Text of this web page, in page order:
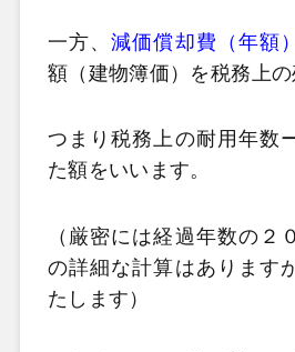
一方、減価償却費（年額）
額（建物簿価）を税務上の
つまり税務上の耐用年数
た額をいいます。
（厳密には経過年数の２
の詳細な計算はあります
たします）